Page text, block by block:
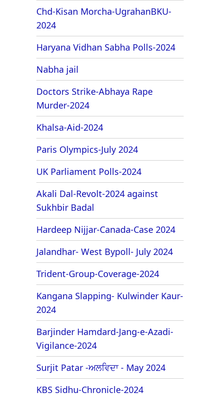
Chd-Kisan Morcha-UgrahanBKU-
2024
Haryana Vidhan Sabha Polls-2024
Nabha jail
Doctors Strike-Abhaya Rape
Murder-2024
Khalsa-Aid-2024
Paris Olympics-July 2024
UK Parliament Polls-2024
Akali Dal-Revolt-2024 against
Sukhbir Badal
Hardeep Nijjar-Canada-Case 2024
Jalandhar- West Bypoll- July 2024
Trident-Group-Coverage-2024
Kangana Slapping- Kulwinder Kaur-
2024
Barjinder Hamdard-Jang-e-Azadi-
Vigilance-2024
Surjit Patar -ਅਲਵਿਦਾ - May 2024
KBS Sidhu-Chronicle-2024